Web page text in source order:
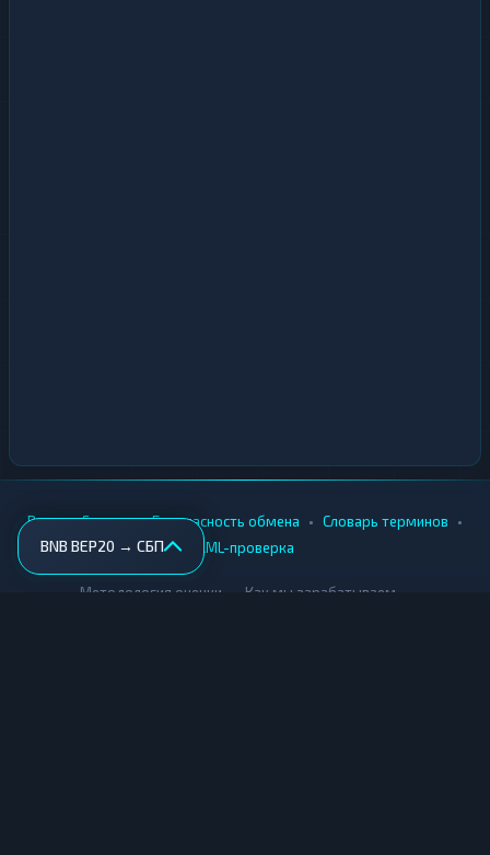
BNB BEP20 → СБП
Вики • Города • Безопасность обмена • Словарь терминов •
AML-проверка
Методология оценки Как мы зарабатываем